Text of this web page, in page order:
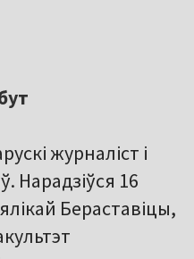
журналіст і
Нарадзіўся 16
Бераставіцы,